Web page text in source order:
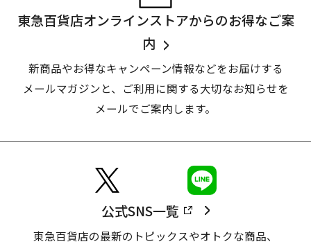
東急百貨店オンラインストアからのお得なご案
内
新商品やお得なキャンペーン情報などをお届けする
メールマガジンと、
ご利用に関する大切なお知らせを
メールでご案内します。
公式SNS一覧
東急百貨店の最新のトピックスやオトクな商品、